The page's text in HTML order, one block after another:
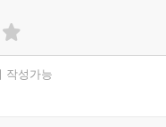
작성가능